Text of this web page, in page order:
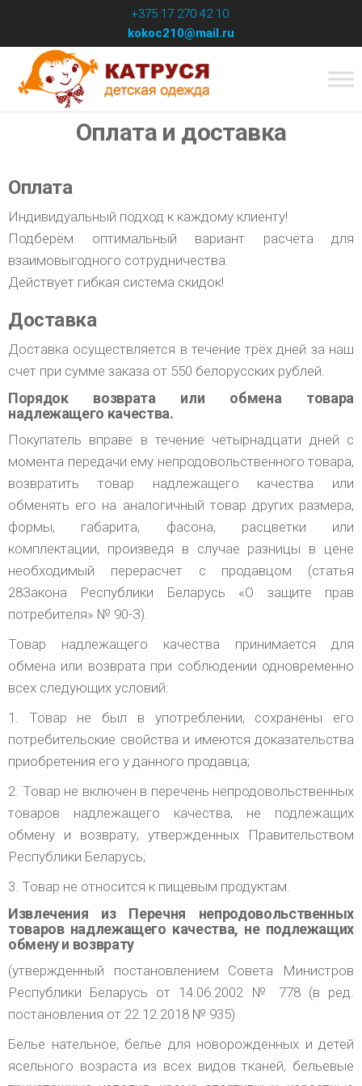
+375 17 270 42 10
kokoc210@mail.ru
КАТРУСЯ
Оплата и доставка
Оплата
Индивидуальный подход к каждому клиенту!
Подберём оптимальный вариант расчёта для
взаимовыгодного сотрудничества.
Действует гибкая система скидок!
Доставка
Доставка осуществляется в течение трёх дней за наш
счет при сумме заказа от 550 белорусских рублей.
Порядок возврата или обмена товара
надлежащего качества.
Покупатель вправе в течение четырнадцати дней с
момента передачи ему непродовольственного товара,
возвратить товар надлежащего качества или
обменять его на аналогичный товар других размера,
формы, габарита, фасона, расцветки или
комплектации, произведя в случае разницы в цене
необходимый перерасчет с продавцом (статья
28Закона Республики Беларусь «О защите прав
потребителя» № 90-З).
Товар надлежащего качества принимается для
обмена или возврата при соблюдении одновременно
всех следующих условий:
1. Товар не был в употреблении, сохранены его
потребительские свойства и имеются доказательства
приобретения его у данного продавца;
2. Товар не включен в перечень непродовольственных
товаров надлежащего качества, не подлежащих
обмену и возврату, утвержденных Правительством
Республики Беларусь;
3. Товар не относится к пищевым продуктам.
Извлечения из Перечня непродовольственных
товаров надлежащего качества, не подлежащих
обмену и возврату
(утвержденный постановлением Совета Министров
Республики Беларусь от 14.06.2002 № 778 (в ред.
постановления от 22.12.2018 № 935)
Белье нательное, белье для новорожденных и детей
ясельного возраста из всех видов тканей, бельевые